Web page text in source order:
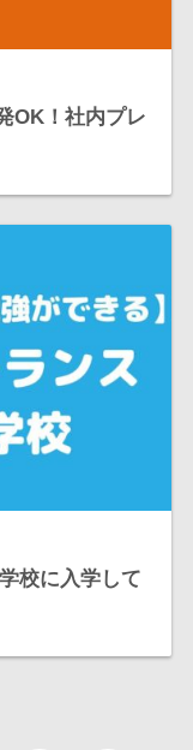
OK！社内プレ
校に入学して